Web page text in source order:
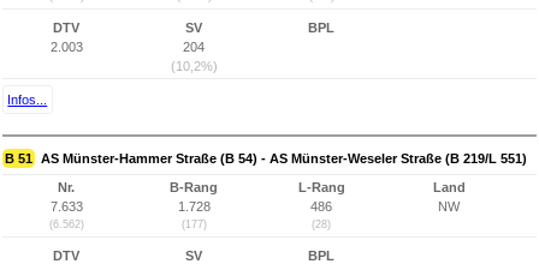
DTV
2.003
SV
204
(10,2%)
BPL
Infos...
B 51 AS Münster-Hammer Straße (B 54) - AS Münster-Weseler Straße (B 219/L 551)
Nr.
7.633
(6.562)
B-Rang
1.728
(177)
L-Rang
486
(28)
Land
NW
DTV
SV
BPL